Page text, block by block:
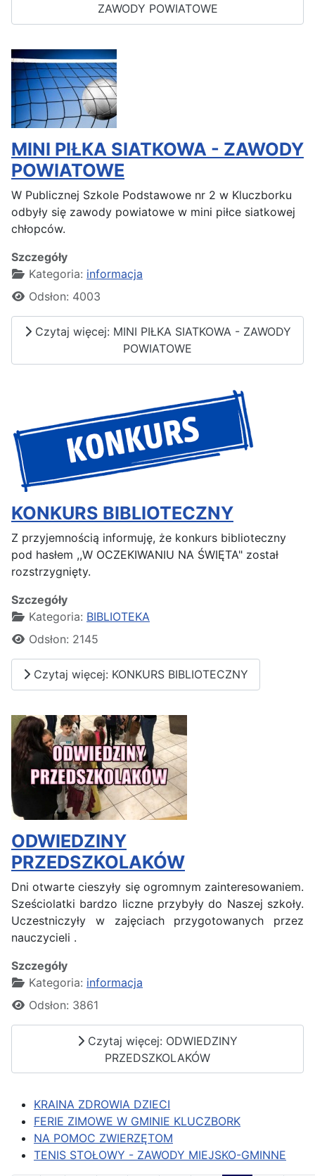
ZAWODY POWIATOWE
MINI PIŁKA SIATKOWA - ZAWODY
POWIATOWE
W Publicznej Szkole Podstawowe nr 2 w Kluczborku
odbyły się zawody powiatowe w mini piłce siatkowej
chłopców.
Szczegóły
Kategoria: informacja
Odsłon: 4003
Czytaj więcej: MINI PIŁKA SIATKOWA - ZAWODY
POWIATOWE
KONKURS BIBLIOTECZNY
Z przyjemnością informuję, że konkurs biblioteczny
pod hasłem ,,W OCZEKIWANIU NA ŚWIĘTA" został
rozstrzygnięty.
Szczegóły
Kategoria: BIBLIOTEKA
Odsłon: 2145
Czytaj więcej: KONKURS BIBLIOTECZNY
ODWIEDZINY
PRZEDSZKOLAKÓW
Dni otwarte cieszyły się ogromnym zainteresowaniem.
Sześciolatki bardzo liczne przybyły do Naszej szkoły.
Uczestniczyły w zajęciach przygotowanych przez
nauczycieli .
Szczegóły
Kategoria: informacja
Odsłon: 3861
Czytaj więcej: ODWIEDZINY
PRZEDSZKOLAKÓW
KRAINA ZDROWIA DZIECI
FERIE ZIMOWE W GMINIE KLUCZBORK
NA POMOC ZWIERZĘTOM
TENIS STOŁOWY - ZAWODY MIEJSKO-GMINNE